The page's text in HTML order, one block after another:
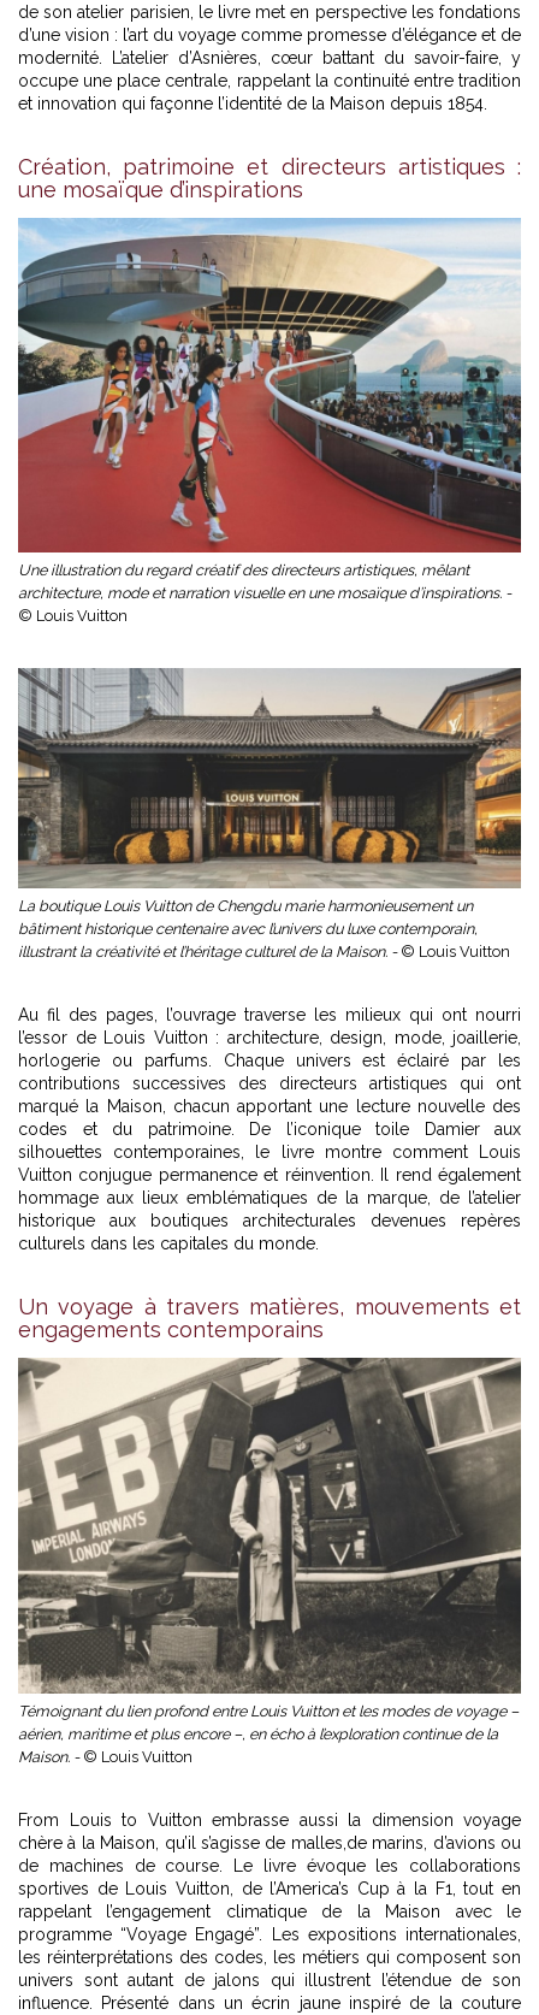
de son atelier parisien, le livre met en perspective les fondations
d’une vision : l’art du voyage comme promesse d’élégance et de
modernité. L’atelier d’Asnières, cœur battant du savoir-faire, y
occupe une place centrale, rappelant la continuité entre tradition
et innovation qui façonne l’identité de la Maison depuis 1854.
Création, patrimoine et directeurs artistiques :
une mosaïque d’inspirations
Une illustration du regard créatif des directeurs artistiques, mêlant
architecture, mode et narration visuelle en une mosaïque d’inspirations. -
© Louis Vuitton
La boutique Louis Vuitton de Chengdu marie harmonieusement un
bâtiment historique centenaire avec l’univers du luxe contemporain,
illustrant la créativité et l’héritage culturel de la Maison. - © Louis Vuitton
Au fil des pages, l’ouvrage traverse les milieux qui ont nourri
l’essor de Louis Vuitton : architecture, design, mode, joaillerie,
horlogerie ou parfums. Chaque univers est éclairé par les
contributions successives des directeurs artistiques qui ont
marqué la Maison, chacun apportant une lecture nouvelle des
codes et du patrimoine. De l’iconique toile Damier aux
silhouettes contemporaines, le livre montre comment Louis
Vuitton conjugue permanence et réinvention. Il rend également
hommage aux lieux emblématiques de la marque, de l’atelier
historique aux boutiques architecturales devenues repères
culturels dans les capitales du monde.
Un voyage à travers matières, mouvements et
engagements contemporains
Témoignant du lien profond entre Louis Vuitton et les modes de voyage –
aérien, maritime et plus encore –, en écho à l’exploration continue de la
Maison. - © Louis Vuitton
From Louis to Vuitton embrasse aussi la dimension voyage
chère à la Maison, qu’il s’agisse de malles,de marins, d’avions ou
de machines de course. Le livre évoque les collaborations
sportives de Louis Vuitton, de l’America’s Cup à la F1, tout en
rappelant l’engagement climatique de la Maison avec le
programme “Voyage Engagé”. Les expositions internationales,
les réinterprétations des codes, les métiers qui composent son
univers sont autant de jalons qui illustrent l’étendue de son
influence. Présenté dans un écrin jaune inspiré de la couture